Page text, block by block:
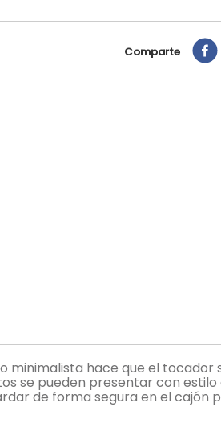
Comparte
minimalista hace que el tocador
se pueden presentar con estilo
de forma segura en el cajón